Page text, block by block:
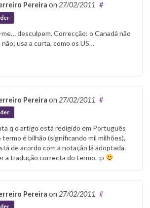
Pereira on 27/02/2011 #
desculpem. Correcção: o Canadá não
não; usa a curta, como os US…
Pereira on 27/02/2011 #
q o artigo está redigido em Português
termo é bilhão (significando mil milhões),
de acordo com a notação lá adoptada.
a tradução correcta do termo. :p
Pereira on 27/02/2011 #